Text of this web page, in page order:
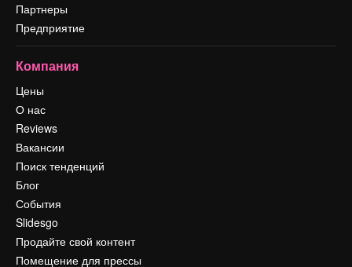
Партнеры
Предприятие
Компания
Цены
О нас
Reviews
Вакансии
Поиск тенденций
Блог
События
Slidesgo
Продайте свой контент
Помещение для прессы